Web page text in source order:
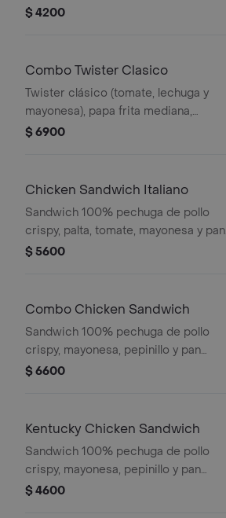
$ 4200
Combo Twister Clasico
Twister clásico (tomate, lechuga y
mayonesa), papa frita mediana,
gaseosa en lata
$ 6900
Chicken Sandwich Italiano
Sandwich 100% pechuga de pollo
crispy, palta, tomate, mayonesa y pan
brioche
$ 5600
Combo Chicken Sandwich
Sandwich 100% pechuga de pollo
crispy, mayonesa, pepinillo y pan
brioche, papa frita mediana, gaseosa
$ 6600
Kentucky Chicken Sandwich
Sandwich 100% pechuga de pollo
crispy, mayonesa, pepinillo y pan
brioche
$ 4600